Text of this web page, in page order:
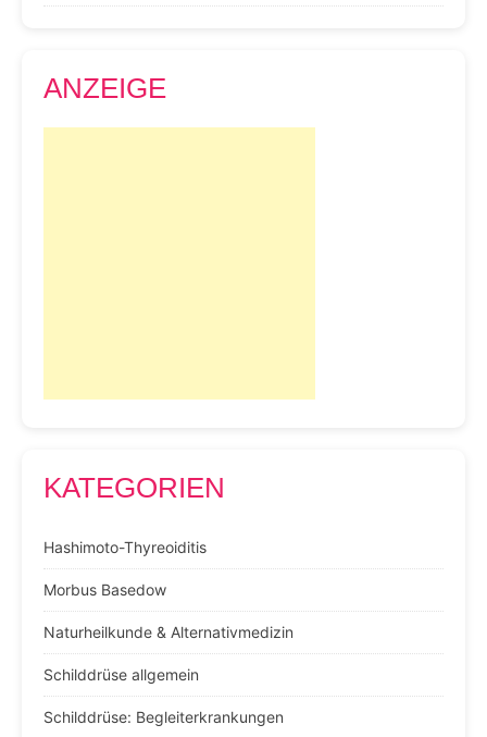
ANZEIGE
KATEGORIEN
Hashimoto-Thyreoiditis
Morbus Basedow
Naturheilkunde & Alternativmedizin
Schilddrüse allgemein
Schilddrüse: Begleiterkrankungen